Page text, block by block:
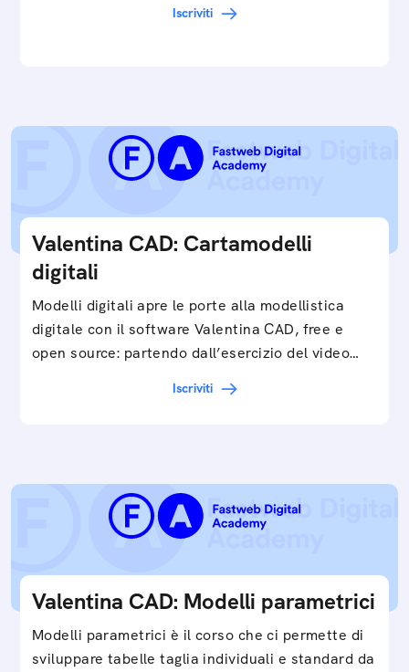
Iscriviti
Valentina CAD: Cartamodelli
digitali
Modelli digitali apre le porte alla modellistica
digitale con il software Valentina CAD, free e
open source: partendo dall’esercizio del video…
Iscriviti
Valentina CAD: Modelli parametrici
Modelli parametrici è il corso che ci permette di
sviluppare tabelle taglia individuali e standard da